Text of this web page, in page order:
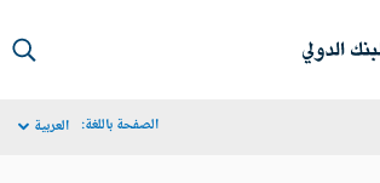
الصفحة باللغة: العربية